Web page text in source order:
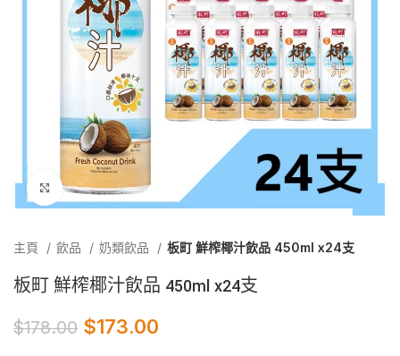
Click to enlarge
主頁 飲品 奶類飲品 板町 鮮榨椰汁飲品 450ml x24支
板町 鮮榨椰汁飲品 450ml x24支
$178.00 $173.00